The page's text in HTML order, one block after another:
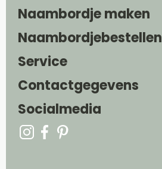
Naambordje maken
Naambordjebestellen
Service
Contactgegevens
Socialmedia